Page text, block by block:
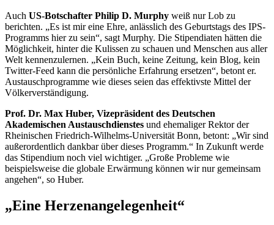
Auch US-Botschafter Philip D. Murphy weiß nur Lob zu
berichten. „Es ist mir eine Ehre, anlässlich des Geburtstags des IPS-
Programms hier zu sein“, sagt Murphy. Die Stipendiaten hätten die
Möglichkeit, hinter die Kulissen zu schauen und Menschen aus aller
Welt kennenzulernen. „Kein Buch, keine Zeitung, kein Blog, kein
Twitter-Feed kann die persönliche Erfahrung ersetzen“, betont er.
Austauschprogramme wie dieses seien das effektivste Mittel der
Völkerverständigung.
Prof. Dr. Max Huber, Vizepräsident des Deutschen
Akademischen Austauschdienstes und ehemaliger Rektor der
Rheinischen Friedrich-Wilhelms-Universität Bonn, betont: „Wir sind
außerordentlich dankbar über dieses Programm.“ In Zukunft werde
das Stipendium noch viel wichtiger. „Große Probleme wie
beispielsweise die globale Erwärmung können wir nur gemeinsam
angehen“, so Huber.
„Eine Herzenangelegenheit“